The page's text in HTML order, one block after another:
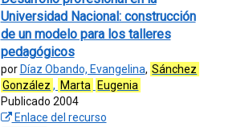
Universidad Nacional: construcción
de un modelo para los talleres
pedagógicos
por Díaz Obando, Evangelina, Sánchez
González , Marta
Eugenia
Publicado 2004
Enlace del recurso